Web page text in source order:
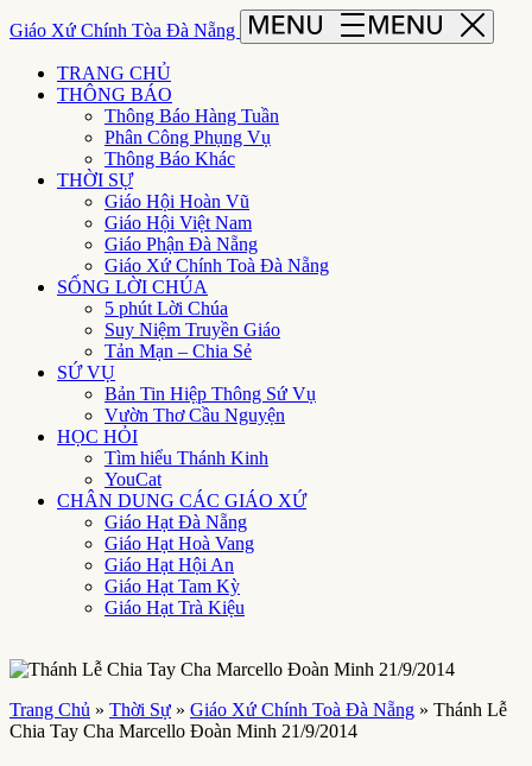
Giáo Xứ Chính Tòa Đà Nẵng
TRANG CHỦ
THÔNG BÁO
Thông Báo Hàng Tuần
Phân Công Phụng Vụ
Thông Báo Khác
THỜI SỰ
Giáo Hội Hoàn Vũ
Giáo Hội Việt Nam
Giáo Phận Đà Nẵng
Giáo Xứ Chính Toà Đà Nẵng
SỐNG LỜI CHÚA
5 phút Lời Chúa
Suy Niệm Truyền Giáo
Tản Mạn – Chia Sẻ
SỨ VỤ
Bản Tin Hiệp Thông Sứ Vụ
Vườn Thơ Cầu Nguyện
HỌC HỎI
Tìm hiểu Thánh Kinh
YouCat
CHÂN DUNG CÁC GIÁO XỨ
Giáo Hạt Đà Nẵng
Giáo Hạt Hoà Vang
Giáo Hạt Hội An
Giáo Hạt Tam Kỳ
Giáo Hạt Trà Kiệu
Trang Chủ » Thời Sự » Giáo Xứ Chính Toà Đà Nẵng » Thánh Lễ
Chia Tay Cha Marcello Đoàn Minh 21/9/2014